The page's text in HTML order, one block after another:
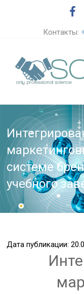
Контакты:
системе
учебного
Дата публикации: